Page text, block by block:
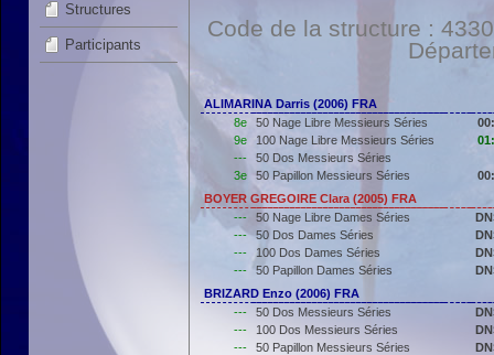
Structures
Participants
Code de la structure :
ALIMARINA Darris (2006) FRA
8e
50 Nage Libre Messieurs Séries
9e
100 Nage Libre Messieurs Séries
---
50 Dos Messieurs Séries
3e
50 Papillon Messieurs Séries
BOYER GREGOIRE Clara (2005) FRA
---
50 Nage Libre Dames Séries
---
50 Dos Dames Séries
---
100 Dos Dames Séries
---
50 Papillon Dames Séries
BRIZARD Enzo (2006) FRA
---
50 Dos Messieurs Séries
---
100 Dos Messieurs Séries
---
50 Papillon Messieurs Séries